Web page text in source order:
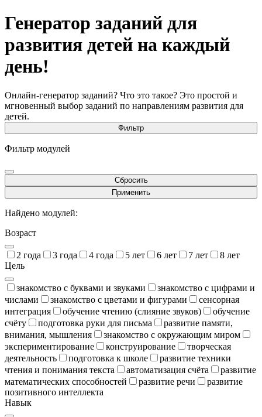
Генератор заданий для
развития детей на каждый
день!
Онлайн-генератор заданий? Что это такое? Это простой и
мгновенный выбор заданий по направлениям развития для
детей.
Фильтр
Фильтр модулей
Сбросить
Применить
Найдено модулей:
Возраст
2 года 3 года 4 года 5 лет 6 лет 7 лет
8 лет
Цель
знакомство с буквами и звуками
знакомство с цифрами и
числами
знакомство с цветами и фигурами
сенсорная
интеграция
обучение чтению (слияние звуков)
обучение
счёту
подготовка руки для письма
развитие памяти,
внимания, мышления
знакомство с окружающим миром
экспериментирование
конструирование
творческая
деятельность
подготовка к школе
развитие техники
чтения и понимания текста
автоматизация счёта
развитие
математических способностей
развитие речи
развитие
позитивного интеллекта
Навык